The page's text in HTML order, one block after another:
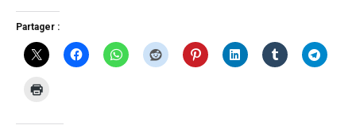
Partager :